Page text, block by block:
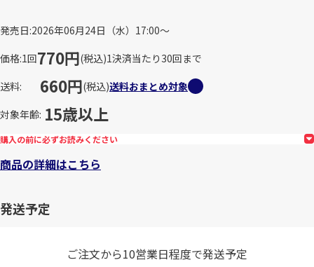
発売日 2026年06月24日（水）17:00～
価格 1回770円(税込)1決済当たり30回まで
送料
660円(税込)送料おまとめ対象
対象年齢 15歳以上
購入の前に必ずお読みください
商品の詳細はこちら
発送予定
ご注文から10営業日程度で発送予定